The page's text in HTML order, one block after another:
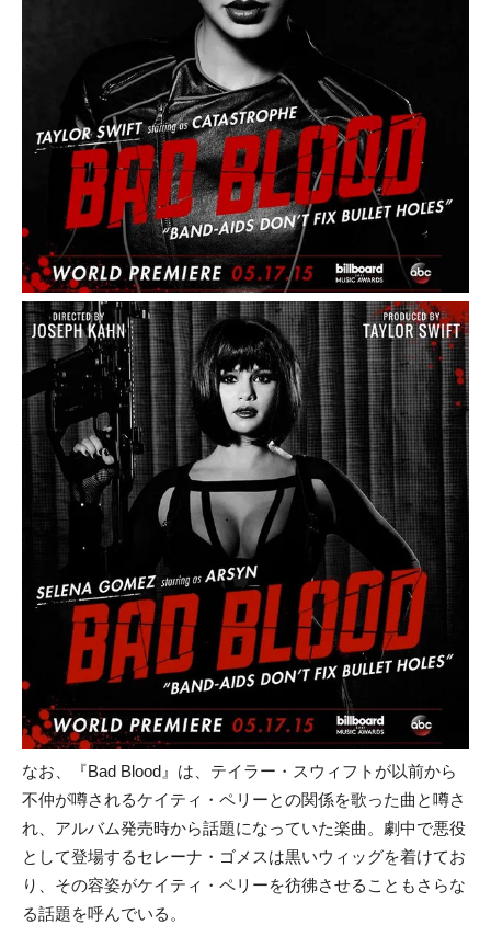
なお、『Bad Blood』は、テイラー・スウィフトが以前から
不仲が噂されるケイティ・ペリーとの関係を歌った曲と噂さ
れ、アルバム発売時から話題になっていた楽曲。劇中で悪役
として登場するセレーナ・ゴメスは黒いウィッグを着けてお
り、その容姿がケイティ・ペリーを彷彿させることもさらな
る話題を呼んでいる。